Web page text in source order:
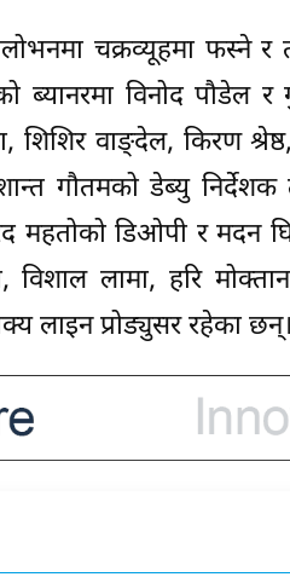
चक्रव्यूहमा फस्ने र
विनोद पौडेल र
शिशिर वाङ्देल, किरण
गौतमको डेब्यु निर्देशक
डिओपी र मदन
विशाल लामा, हरि
लाइन प्रोड्युसर रहेका छन्।